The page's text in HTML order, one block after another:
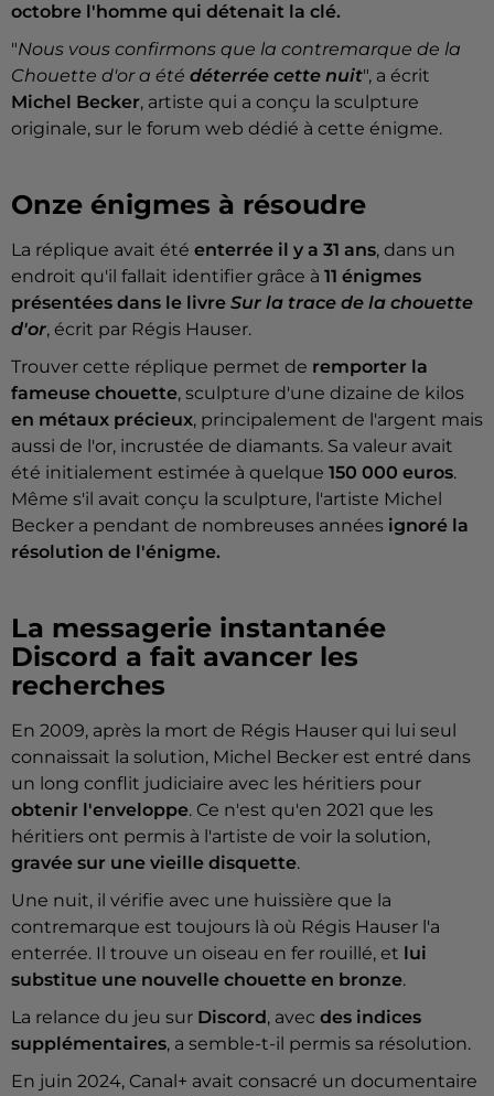
octobre l'homme qui détenait la clé.
"Nous vous confirmons que la contremarque de la
Chouette d'or a été déterrée cette nuit", a écrit
Michel Becker, artiste qui a conçu la sculpture
originale, sur le forum web dédié à cette énigme.
Onze énigmes à résoudre
La réplique avait été enterrée il y a 31 ans, dans un
endroit qu'il fallait identifier grâce à 11 énigmes
présentées dans le livre Sur la trace de la chouette
d'or, écrit par Régis Hauser.
Trouver cette réplique permet de remporter la
fameuse chouette, sculpture d'une dizaine de kilos
en métaux précieux, principalement de l'argent mais
aussi de l'or, incrustée de diamants. Sa valeur avait
été initialement estimée à quelque 150 000 euros.
Même s'il avait conçu la sculpture, l'artiste Michel
Becker a pendant de nombreuses années ignoré la
résolution de l'énigme.
La messagerie instantanée
Discord a fait avancer les
recherches
En 2009, après la mort de Régis Hauser qui lui seul
connaissait la solution, Michel Becker est entré dans
un long conflit judiciaire avec les héritiers pour
obtenir l'enveloppe. Ce n'est qu'en 2021 que les
héritiers ont permis à l'artiste de voir la solution,
gravée sur une vieille disquette.
Une nuit, il vérifie avec une huissière que la
contremarque est toujours là où Régis Hauser l'a
enterrée. Il trouve un oiseau en fer rouillé, et lui
substitue une nouvelle chouette en bronze.
La relance du jeu sur Discord , avec des indices
supplémentaires, a semble-t-il permis sa résolution.
En juin 2024, Canal+ avait consacré un documentaire